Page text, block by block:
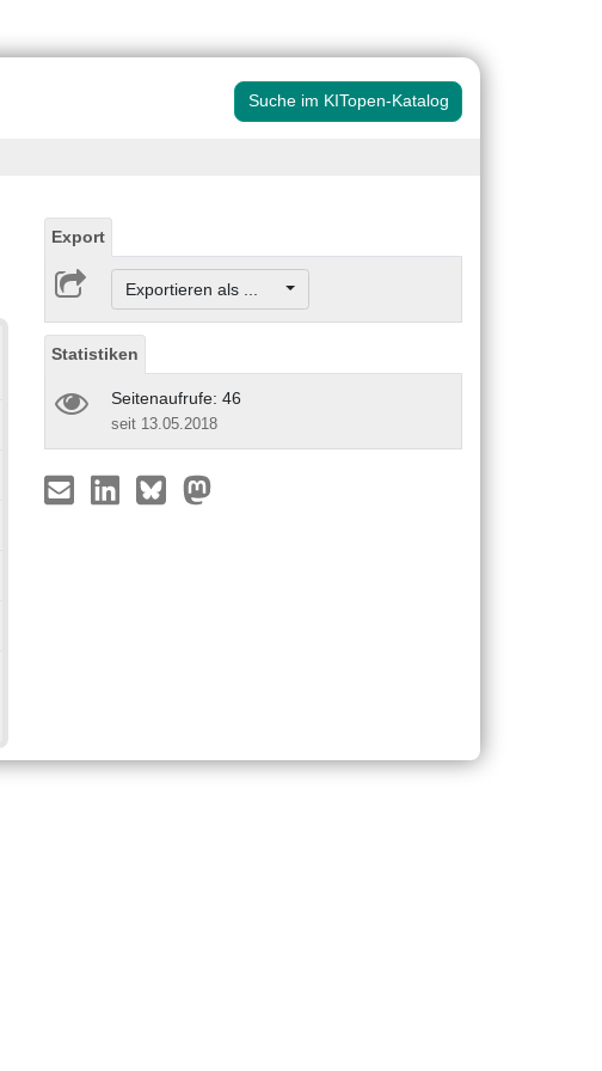
Suche im KITopen-Katalog
Export
Exportieren als ...
Statistiken
Seitenaufrufe: 46
seit 13.05.2018